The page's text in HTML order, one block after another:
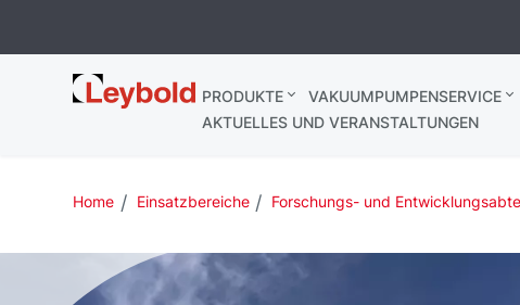
Leybold PRODUKTE VAKUUMPUMPENSERVICE
AKTUELLES UND VERANSTALTUNGEN
Home Einsatzbereiche Forschungs- und